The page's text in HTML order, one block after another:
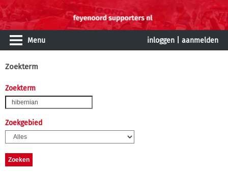
Menu inloggen aanmelden
Zoekterm
Zoekterm
Zoekgebied